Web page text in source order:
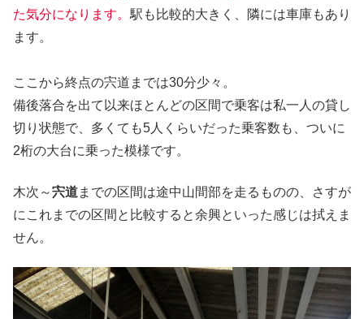
た気分になります。 駅も比較的大きく、隣には車庫もあり
ます。
ここから終点の宍道までは30分少々。
備後落合を出て以来ほとんどの区間で乗客は私一人の貸し
切り状態で、多くても5人くらいだった乗客数も、ついに
2桁の大台に乗った模様です。
木次～宍道までの区間は途中山間部を走るものの、さすが
にこれまでの区間と比較すると余興といった感じは拭えま
せん。